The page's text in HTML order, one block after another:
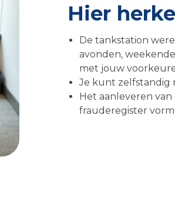
Hier
De tankstation
avonden,
met jouw
Je kunt zelfstandig
Het aanleveren
frauderegister